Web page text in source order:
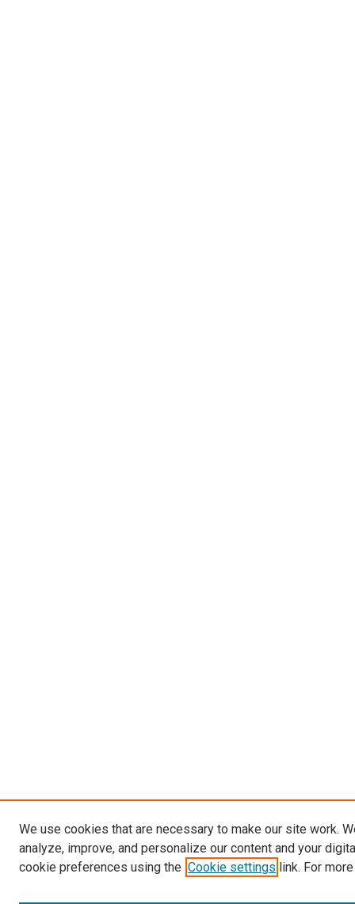
We use cookies that are necessary to make our site work.
analyze, improve, and personalize our content and your
cookie preferences using the Cookie settings link. For